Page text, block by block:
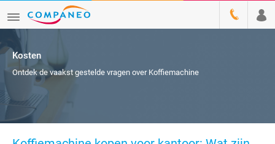
Kosten
Ontdek de vaakst gestelde vragen over Koffiemachine